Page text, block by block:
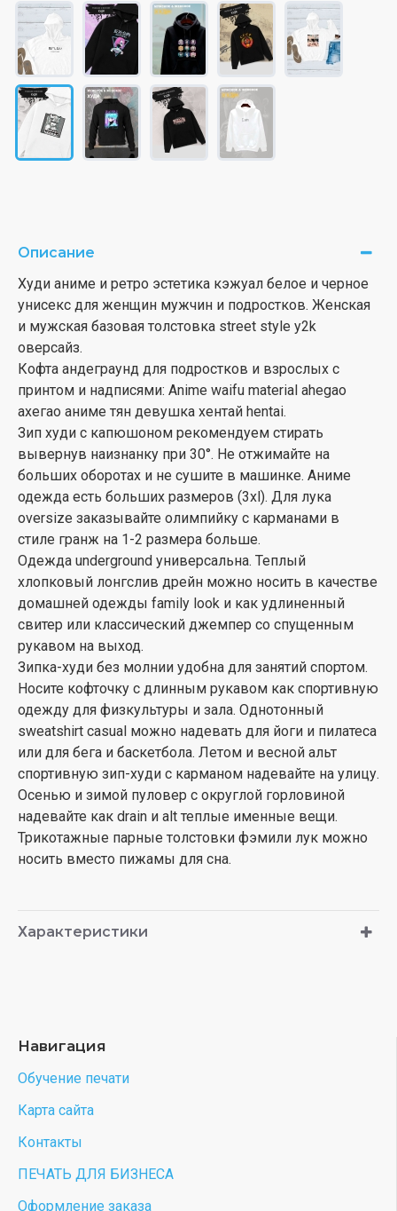
Описание
Худи аниме и ретро эстетика кэжуал белое и черное
унисекс для женщин мужчин и подростков. Женская
и мужская базовая толстовка street style y2k
оверсайз.
Кофта андеграунд для подростков и взрослых с
принтом и надписями: Anime waifu material ahegao
ахегао аниме тян девушка хентай hentai.
Зип худи с капюшоном рекомендуем стирать
вывернув наизнанку при 30°. Не отжимайте на
больших оборотах и не сушите в машинке. Аниме
одежда есть больших размеров (3xl). Для лука
oversize заказывайте олимпийку с карманами в
стиле гранж на 1-2 размера больше.
Одежда underground универсальна. Теплый
хлопковый лонгслив дрейн можно носить в качестве
домашней одежды family look и как удлиненный
свитер или классический джемпер со спущенным
рукавом на выход.
Зипка-худи без молнии удобна для занятий спортом.
Носите кофточку с длинным рукавом как спортивную
одежду для физкультуры и зала. Однотонный
sweatshirt casual можно надевать для йоги и пилатеса
или для бега и баскетбола. Летом и весной альт
спортивную зип-худи с карманом надевайте на улицу.
Осенью и зимой пуловер с округлой горловиной
надевайте как drain и alt теплые именные вещи.
Трикотажные парные толстовки фэмили лук можно
носить вместо пижамы для сна.
Характеристики
Навигация
Обучение печати
Карта сайта
Контакты
ПЕЧАТЬ ДЛЯ БИЗНЕСА
Оформление заказа